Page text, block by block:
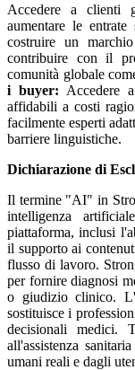
Accedere a clienti
aumentare le
costruire un
contribuire con il
comunità globale
i buyer: Accedere
affidabili a costi
facilmente esperti
barriere linguistiche.
Dichiarazione di
Il termine "AI" in
intelligenza
piattaforma, inclusi
il supporto ai
flusso di lavoro.
per fornire diagnosi
o giudizio clinico.
sostituisce i
decisionali medici.
all'assistenza
umani reali e dagli